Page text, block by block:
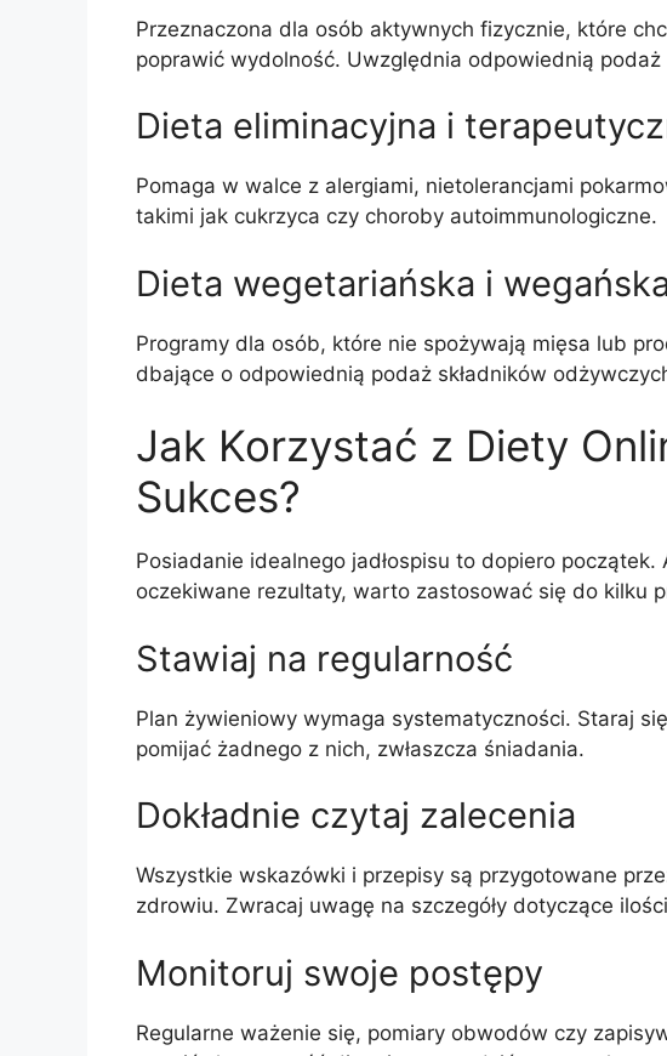
Przeznaczona dla osób aktywnych fizycznie, które
poprawić wydolność. Uwzględnia odpowiednią podaż
Dieta eliminacyjna i
Pomaga w walce z alergiami, nietolerancjami
takimi jak cukrzyca czy choroby autoimmunologiczne.
Dieta wegetariańska i
Programy dla osób, które nie spożywają mięsa lub
dbające o odpowiednią podaż składników
Jak Korzystać z Diety
Sukces?
Posiadanie idealnego jadłospisu to dopiero początek.
oczekiwane rezultaty, warto zastosować się do kilku
Stawiaj na regularność
Plan żywieniowy wymaga systematyczności. Staraj
pomijać żadnego z nich, zwłaszcza śniadania.
Dokładnie czytaj zalecenia
Wszystkie wskazówki i przepisy są przygotowane
zdrowiu. Zwracaj uwagę na szczegóły dotyczące
Monitoruj swoje postępy
Regularne ważenie się, pomiary obwodów czy